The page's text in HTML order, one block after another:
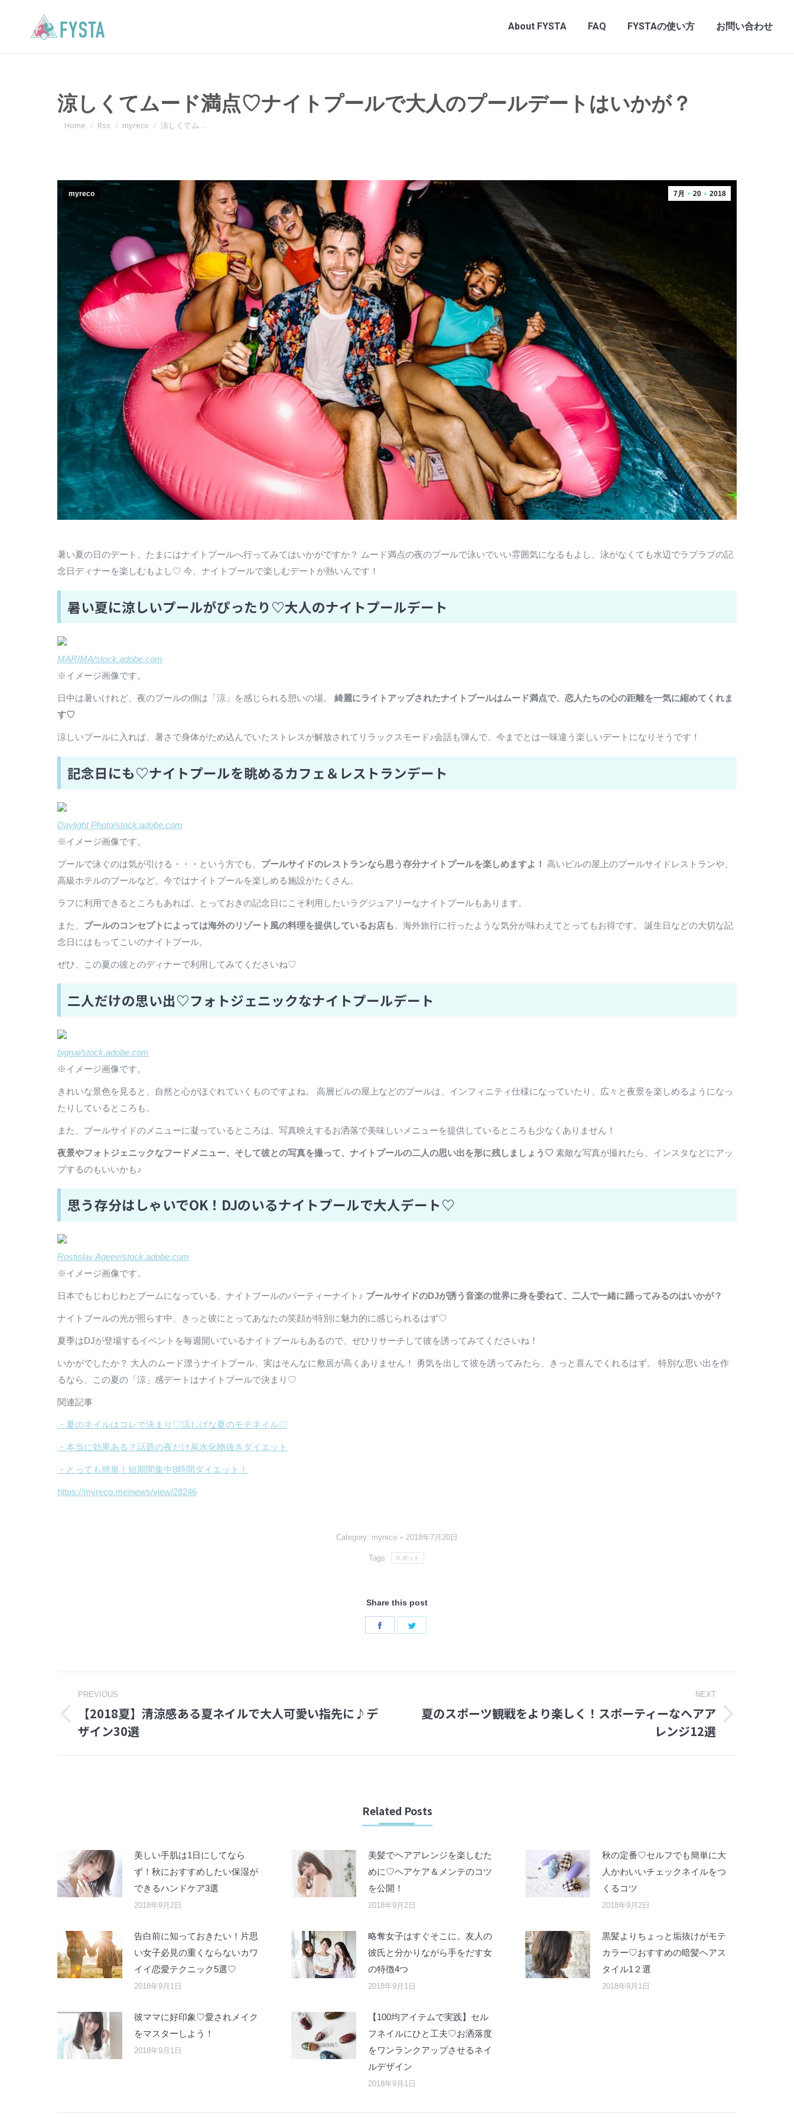
About FYSTA FAQ FYSTAの使い方 お問い合わせ
涼しくてムード満点♡ナイトプールで大人のプールデートはいかが？
You are here:
Home Rss myreco 涼しくてム…
7月 20 2018
myreco
暑い夏の日のデート、たまにはナイトプールへ行ってみてはいかがですか？ ムード満点の夜のプールで泳いでいい雰囲気になるもよし、泳がなくても水辺でラブラブの記
念日ディナーを楽しむもよし♡ 今、ナイトプールで楽しむデートが熱いんです！
暑い夏に涼しいプールがぴったり♡大人のナイトプールデート
MARIMA/stock.adobe.com
※イメージ画像です。
日中は暑いけれど、夜のプールの側は「涼」を感じられる憩いの場。 綺麗にライトアップされたナイトプールはムード満点で、恋人たちの心の距離を一気に縮めてくれま
す♡
涼しいプールに入れば、暑さで身体がため込んでいたストレスが解放されてリラックスモード♪会話も弾んで、今までとは一味違う楽しいデートになりそうです！
記念日にも♡ナイトプールを眺めるカフェ＆レストランデート
Daylight Photo/stock.adobe.com
※イメージ画像です。
プールで泳ぐのは気が引ける・・・という方でも、 プールサイドのレストランなら思う存分ナイトプールを楽しめますよ！ 高いビルの屋上のプールサイドレストランや、
高級ホテルのプールなど、今ではナイトプールを楽しめる施設がたくさん。
ラフに利用できるところもあれば、とっておきの記念日にこそ利用したいラグジュアリーなナイトプールもあります。
また、 プールのコンセプトによっては海外のリゾート風の料理を提供しているお店も。海外旅行に行ったような気分が味わえてとってもお得です。 誕生日などの大切な記
念日にはもってこいのナイトプール。
ぜひ、この夏の彼とのディナーで利用してみてくださいね♡
二人だけの思い出♡フォトジェニックなナイトプールデート
bignai/stock.adobe.com
※イメージ画像です。
きれいな景色を見ると、自然と心がほぐれていくものですよね。 高層ビルの屋上などのプールは、インフィニティ仕様になっていたり、広々と夜景を楽しめるようになっ
たりしているところも。
また、プールサイドのメニューに凝っているところは、写真映えするお洒落で美味しいメニューを提供しているところも少なくありません！
夜景やフォトジェニックなフードメニュー、そして彼との写真を撮って、ナイトプールの二人の思い出を形に残しましょう♡ 素敵な写真が撮れたら、インスタなどにアッ
プするのもいいかも♪
思う存分はしゃいでOK！DJのいるナイトプールで大人デート♡
Rostislav Ageev/stock.adobe.com
※イメージ画像です。
日本でもじわじわとブームになっている、ナイトプールのパーティーナイト♪ プールサイドのDJが誘う音楽の世界に身を委ねて、二人で一緒に踊ってみるのはいかが？
ナイトプールの光が照らす中、きっと彼にとってあなたの笑顔が特別に魅力的に感じられるはず♡
夏季はDJが登場するイベントを毎週開いているナイトプールもあるので、ぜひリサーチして彼を誘ってみてくださいね！
いかがでしたか？ 大人のムード漂うナイトプール、実はそんなに敷居が高くありません！ 勇気を出して彼を誘ってみたら、きっと喜んでくれるはず。 特別な思い出を作
るなら、この夏の「涼」感デートはナイトプールで決まり♡
関連記事
・夏のネイルはコレで決まり♡涼しげな夏のモテネイル♡
・本当に効果ある？話題の夜だけ炭水化物抜きダイエット
・とっても簡単！短期間集中8時間ダイエット！
https://myreco.me/news/view/28246
Category: myreco 2018年7月20日
Tags: スポット
Share this post
Share
Post
navigation
PREVIOUS
Previous
post:
【2018夏】清涼感ある夏ネイルで大人可愛い指先に♪デ
ザイン30選
NEXT
Next
夏のスポーツ観戦をより楽しく！スポーティーなヘアア
レンジ12選
Related Posts
美しい手肌は1日にしてなら
ず！秋におすすめしたい保湿が
できるハンドケア3選
2018年9月2日
美髪でヘアアレンジを楽しむた
めに♡ヘアケア＆メンテのコツ
を公開！
2018年9月2日
秋の定番♡セルフでも簡単に大
人かわいいチェックネイルをつ
くるコツ
2018年9月2日
告白前に知っておきたい！片思
い女子必見の重くならないカワ
イイ恋愛テクニック5選♡
2018年9月1日
略奪女子はすぐそこに。友人の
彼氏と分かりながら手をだす女
の特徴4つ
2018年9月1日
黒髪よりちょっと垢抜けがモテ
カラー♡おすすめの暗髪ヘアス
タイル1２選
2018年9月1日
彼ママに好印象♡愛されメイク
をマスターしよう！
2018年9月1日
【100均アイテムで実践】セル
フネイルにひと工夫♡お洒落度
をワンランクアップさせるネイ
ルデザイン
2018年9月1日